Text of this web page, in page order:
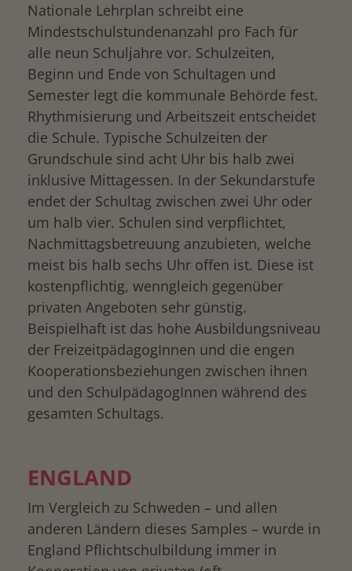
Nationale Lehrplan schreibt eine
Mindestschulstundenanzahl pro Fach für
alle neun Schuljahre vor. Schulzeiten,
Beginn und Ende von Schultagen und
Semester legt die kommunale Behörde fest.
Rhythmisierung und Arbeitszeit entscheidet
die Schule. Typische Schulzeiten der
Grundschule sind acht Uhr bis halb zwei
inklusive Mittagessen. In der Sekundarstufe
endet der Schultag zwischen zwei Uhr oder
um halb vier. Schulen sind verpflichtet,
Nachmittagsbetreuung anzubieten, welche
meist bis halb sechs Uhr offen ist. Diese ist
kostenpflichtig, wenngleich gegenüber
privaten Angeboten sehr günstig.
Beispielhaft ist das hohe Ausbildungsniveau
der FreizeitpädagogInnen und die engen
Kooperationsbeziehungen zwischen ihnen
und den SchulpädagogInnen während des
gesamten Schultags.
ENGLAND
Im Vergleich zu Schweden – und allen
anderen Ländern dieses Samples – wurde in
England Pflichtschulbildung immer in